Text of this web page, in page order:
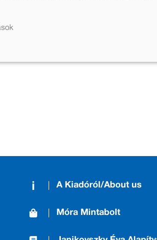
nemzetközi elismerést kaptam.
és a szántóföldeket. A családom
hogy egy mesekönyvben lakom.
erőt az életemhez, és ihletet a
A Kiadóról/About us
Móra Mintabolt